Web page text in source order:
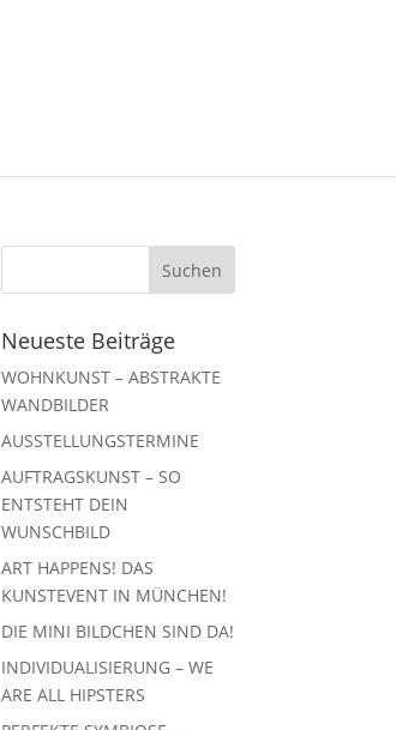
Neueste Beiträge
WOHNKUNST – ABSTRAKTE
WANDBILDER
AUSSTELLUNGSTERMINE
AUFTRAGSKUNST – SO
ENTSTEHT DEIN
WUNSCHBILD
ART HAPPENS! DAS
KUNSTEVENT IN MÜNCHEN!
DIE MINI BILDCHEN SIND DA!
INDIVIDUALISIERUNG – WE
ARE ALL HIPSTERS